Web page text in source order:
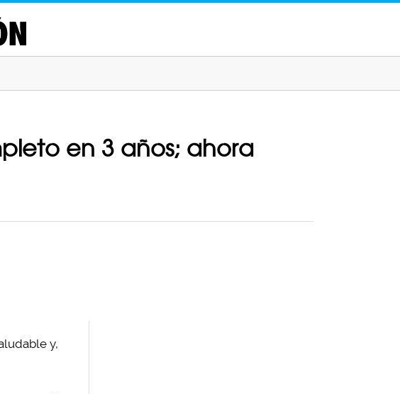
en 3 años; ahora
y,